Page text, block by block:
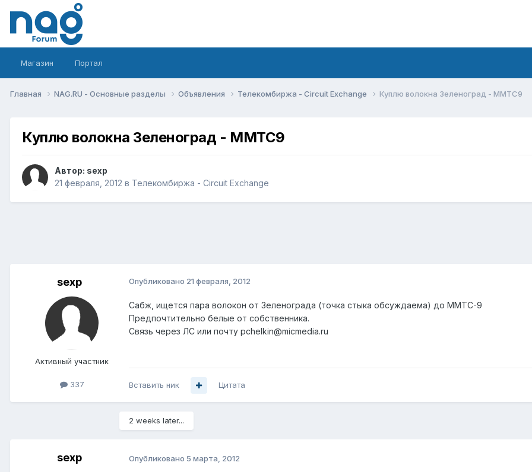
Магазин Портал
Главная NAG.RU - Основные разделы Объявления Телекомбиржа - Circuit Exchange Куплю волокна Зеленоград - ММТС9
Куплю волокна Зеленоград - ММТС9
Автор: sexp
21 февраля, 2012 в Телекомбиржа - Circuit Exchange
sexp
Активный участник
337
Опубликовано 21 февраля, 2012
Сабж, ищется пара волокон от Зеленограда (точка стыка обсуждаема) до ММТС-9
Предпочтительно белые от собственника.
Связь через ЛС или почту pchelkin@micmedia.ru
Вставить ник Цитата
2 weeks later...
sexp Опубликовано 5 марта, 2012